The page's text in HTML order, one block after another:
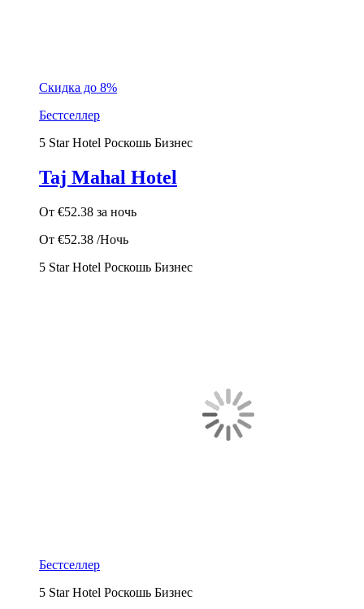
Скидка до 8%
Бестселлер
5 Star Hotel Роскошь Бизнес
Taj Mahal Hotel
От €52.38 за ночь
От €52.38 /Ночь
5 Star Hotel Роскошь Бизнес
Бестселлер
5 Star Hotel Роскошь Бизнес